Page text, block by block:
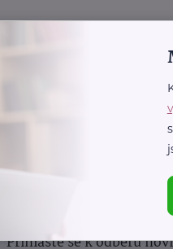
Přihlaste se k odběru